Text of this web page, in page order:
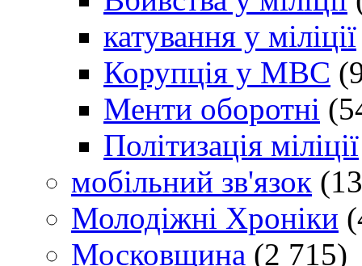
катування у міліції
Корупція у МВС
Менти оборотні
Політизація міліції
мобільний зв'язок
Молодіжні Хроніки
Московщина (2 715)